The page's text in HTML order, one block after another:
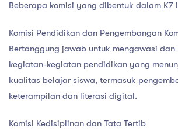
Beberapa komisi yang dibentuk dalam K7
Komisi Pendidikan dan Pengembangan
Bertanggung jawab untuk mengawasi
kegiatan-kegiatan pendidikan yang
kualitas belajar siswa, termasuk
keterampilan dan literasi digital.
Komisi Kedisiplinan dan Tata Tertib